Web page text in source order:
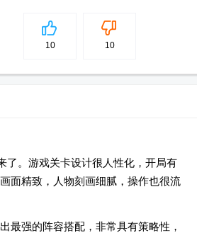
5
10 10
了。游戏关卡设计很人性化，开局有
面精致，人物刻画细腻，操作也很流
最强的阵容搭配，非常具有策略性，